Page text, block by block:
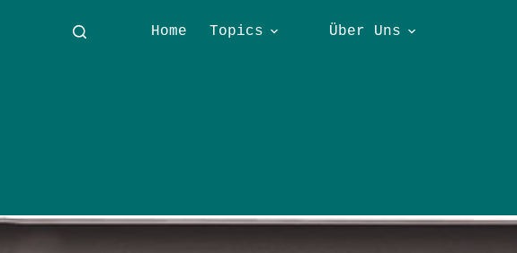
Home Topics Über Uns